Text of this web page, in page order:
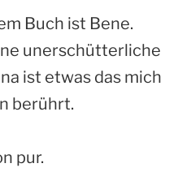
Buch ist Bene.
unerschütterliche
ist etwas das mich
berührt.
pur.